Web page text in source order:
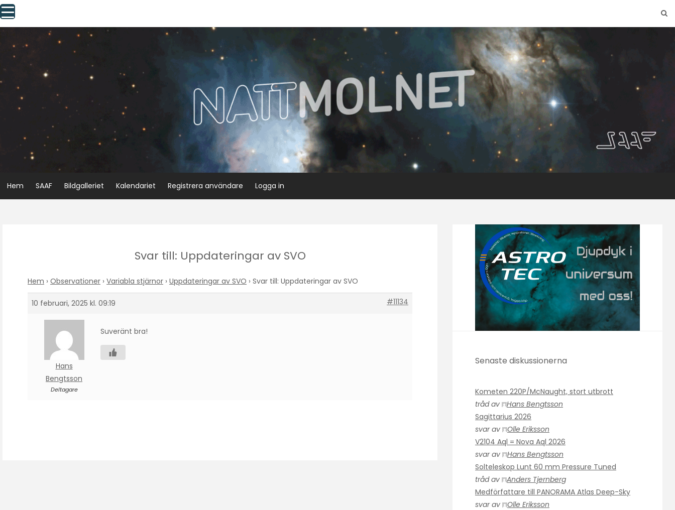
Skip
to
content
Hem SAAF Bildgalleriet Kalendariet Registrera användare Logga in
Svar till: Uppdateringar av SVO
Hem › Observationer › Variabla stjärnor › Uppdateringar av SVO › Svar till: Uppdateringar av SVO
10 februari, 2025 kl. 09:19 #11134
Hans
Bengtsson
Deltagare
Suveränt bra!
Senaste diskussionerna
Kometen 220P/McNaught, stort utbrott
tråd av
Hans Bengtsson
Sagittarius 2026
svar av
Olle Eriksson
V2104 Aql = Nova Aql 2026
svar av
Hans Bengtsson
Solteleskop Lunt 60 mm Pressure Tuned
tråd av
Anders Tjernberg
Medförfattare till PANORAMA Atlas Deep-Sky
svar av
Olle Eriksson